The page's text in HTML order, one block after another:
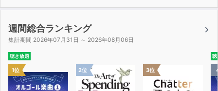
週間総合ランキング
集計期間 2026年07月31日 ～ 2026年08月06日
聴き放題
1位 2位 3位
聴